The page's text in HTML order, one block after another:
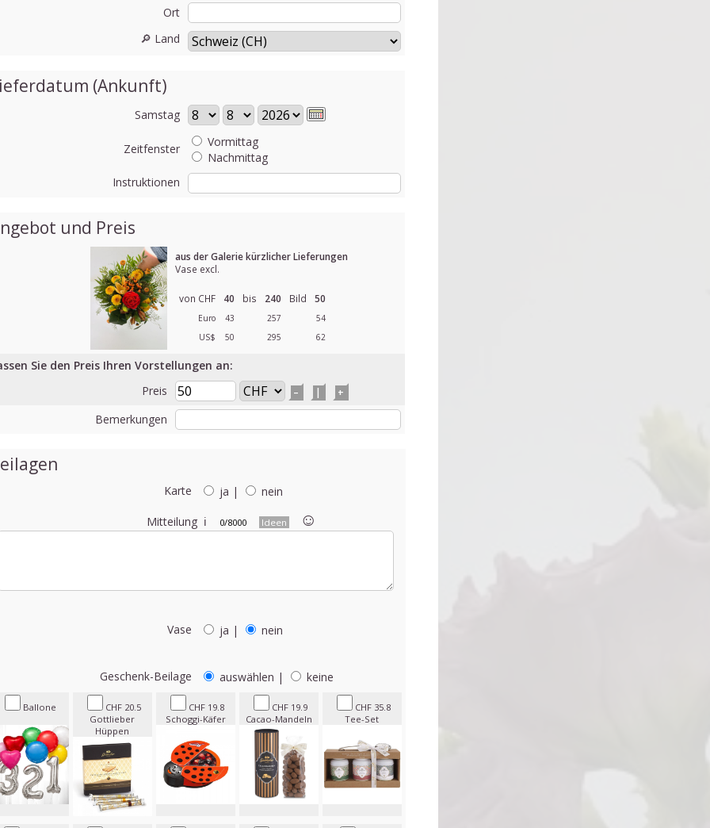
Ort
🔎 Land
(Ankunft)
Samstag
Zeitfenster
Vormittag
Nachmittag
Instruktionen
und Preis
aus der Galerie kürzlicher Lieferungen
Vase excl.
von CHF 40 bis 240 Bild 50
Euro 43 257
54
US$
50 295 62
Sie den Preis Ihren Vorstellungen an:
Preis
– | +
Bemerkungen
Karte ja |
nein
Mitteilung ℹ 0/8000 Ideen ☺︎
Vase ja | nein
Geschenk-Beilage auswählen | keine
Ballone
CHF 20.5
Gottlieber
Hüppen
CHF 19.8
Schoggi-Käfer
CHF 19.9
Cacao-Mandeln
CHF 35.8
Tee-Set